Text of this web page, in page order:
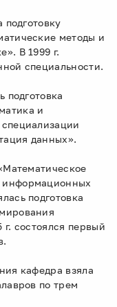
подготовку
методы и
В 1999 г.
специальности.
подготовка
и
данных».
информационных
подготовка
состоялся первый
кафедра взяла
по трем